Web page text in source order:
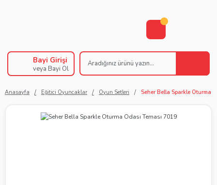
Bayi Girişi
veya Bayi Ol
Anasayfa Eğitici Oyuncaklar Oyun Setleri Seher Bella Sparkle Oturma